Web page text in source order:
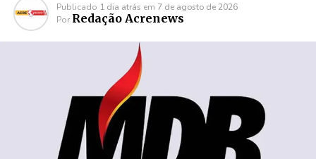
Publicado 1 dia atrás em 7 de agosto de 2026
Por Redação Acrenews